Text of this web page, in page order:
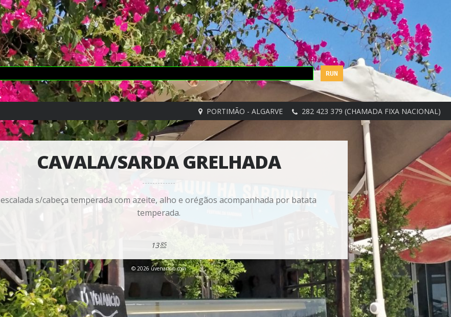
282 423 379 (CHAMADA FIXA NACIONAL)
PORTIMÃO - ALGARVE
CAVALA/SARDA GRELHADA
escalada s/cabeça temperada com azeite, alho e orégãos acompanhada por batata
temperada.
13 85
© 2026 uvenancio.com